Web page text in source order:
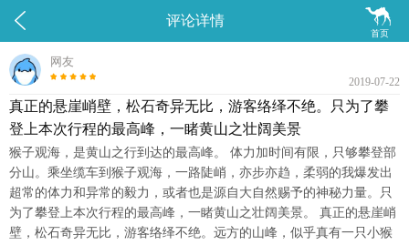
 
首页
评论详情
网友
2019-07-22
真正的悬崖峭壁，松石奇异无比，游客络绎不绝。只为了攀
登上本次行程的最高峰，一睹黄山之壮阔美景
猴子观海，是黄山之行到达的最高峰。 体力加时间有限，只够攀登部
分山。乘坐缆车到猴子观海，一路陡峭，亦步亦趋，柔弱的我爆发出
超常的体力和异常的毅力，或者也是源自大自然赐予的神秘力量。只
为了攀登上本次行程的最高峰，一睹黄山之壮阔美景。 真正的悬崖峭
壁，松石奇异无比，游客络绎不绝。远方的山峰，似乎真有一只小猴